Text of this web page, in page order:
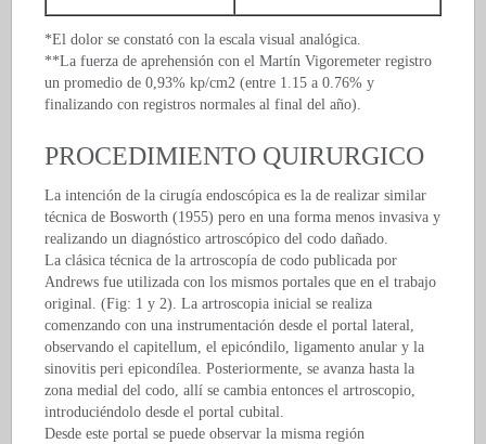
*El dolor se constató con la escala visual analógica.
**La fuerza de aprehensión con el Martín Vigoremeter registro
un promedio de 0,93% kp/cm2 (entre 1.15 a 0.76% y
finalizando con registros normales al final del año).
PROCEDIMIENTO QUIRURGICO
La intención de la cirugía endoscópica es la de realizar similar
técnica de Bosworth (1955) pero en una forma menos invasiva y
realizando un diagnóstico artroscópico del codo dañado.
La clásica técnica de la artroscopía de codo publicada por
Andrews fue utilizada con los mismos portales que en el trabajo
original. (Fig: 1 y 2). La artroscopia inicial se realiza
comenzando con una instrumentación desde el portal lateral,
observando el capitellum, el epicóndilo, ligamento anular y la
sinovitis peri epicondílea. Posteriormente, se avanza hasta la
zona medial del codo, allí se cambia entonces el artroscopio,
introduciéndolo desde el portal cubital.
Desde este portal se puede observar la misma región